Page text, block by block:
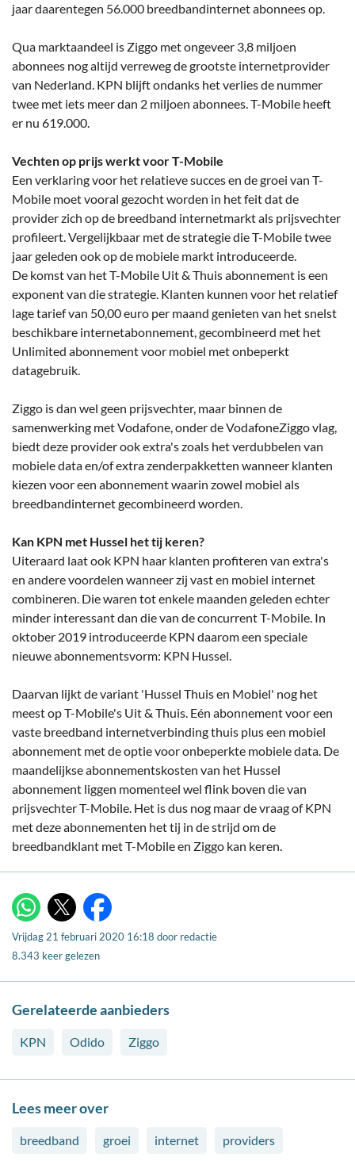
jaar daarentegen 56.000 breedbandinternet abonnees op.
Qua marktaandeel is Ziggo met ongeveer 3,8 miljoen
abonnees nog altijd verreweg de grootste internetprovider
van Nederland. KPN blijft ondanks het verlies de nummer
twee met iets meer dan 2 miljoen abonnees. T-Mobile heeft
er nu 619.000.
Vechten op prijs werkt voor T-Mobile
Een verklaring voor het relatieve succes en de groei van T-
Mobile moet vooral gezocht worden in het feit dat de
provider zich op de breedband internetmarkt als prijsvechter
profileert. Vergelijkbaar met de strategie die T-Mobile twee
jaar geleden ook op de mobiele markt introduceerde.
De komst van het T-Mobile Uit & Thuis abonnement is een
exponent van die strategie. Klanten kunnen voor het relatief
lage tarief van 50,00 euro per maand genieten van het snelst
beschikbare internetabonnement, gecombineerd met het
Unlimited abonnement voor mobiel met onbeperkt
datagebruik.
Ziggo is dan wel geen prijsvechter, maar binnen de
samenwerking met Vodafone, onder de VodafoneZiggo vlag,
biedt deze provider ook extra's zoals het verdubbelen van
mobiele data en/of extra zenderpakketten wanneer klanten
kiezen voor een abonnement waarin zowel mobiel als
breedbandinternet gecombineerd worden.
Kan KPN met Hussel het tij keren?
Uiteraard laat ook KPN haar klanten profiteren van extra's
en andere voordelen wanneer zij vast en mobiel internet
combineren. Die waren tot enkele maanden geleden echter
minder interessant dan die van de concurrent T-Mobile. In
oktober 2019 introduceerde KPN daarom een speciale
nieuwe abonnementsvorm: KPN Hussel.
Daarvan lijkt de variant 'Hussel Thuis en Mobiel' nog het
meest op T-Mobile's Uit & Thuis. Eén abonnement voor een
vaste breedband internetverbinding thuis plus een mobiel
abonnement met de optie voor onbeperkte mobiele data. De
maandelijkse abonnementskosten van het Hussel
abonnement liggen momenteel wel flink boven die van
prijsvechter T-Mobile. Het is dus nog maar de vraag of KPN
met deze abonnementen het tij in de strijd om de
breedbandklant met T-Mobile en Ziggo kan keren.
WhatsApp
X Facebook
Vrijdag 21 februari 2020 16:18 door redactie
8.343 keer gelezen
Gerelateerde aanbieders
KPN Odido Ziggo
Lees meer over
breedband groei internet providers